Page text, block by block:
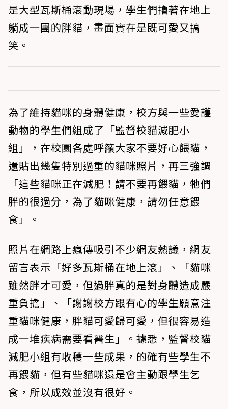
是大型瓦斯桶滾動現場，學生們擼著在地上
躺成一團的胖貓，畫面實在是既可愛又搞
笑。
為了維持貓咪的身體健康，校方與一些愛護
動物的學生們組成了「監督校貓減肥小
組」，在校園各處呼籲大家不要好心餵貓，
還貼出幾隻特別過重的貓咪照片，再三強調
「這些貓咪正在減肥！請不要再餵貓，牠們
胖的很過分，為了貓咪健康，請勿任意餵
食」。
照片在網路上瘋傳吸引不少網友熱議，網友
留言表示「好多瓦斯桶在地上滾」、「貓咪
雖然胖才可愛，但過胖真的是對身體造成嚴
重負擔」、「謝謝校方跟有心的學生願意注
重貓咪健康，胖貓可愛歸可愛，但很容易造
成一堆疾病需要看醫生」。據悉，監督校貓
減肥小組有收穫一些成果，的確有些學生不
再餵貓，但有些貓咪還是會主動跟學生乞
食，所以成效並沒有很好。